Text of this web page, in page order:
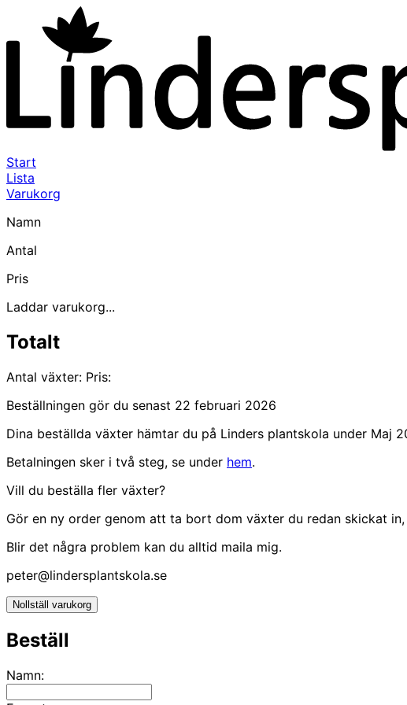
Start
Lista
Varukorg
Namn
Antal
Pris
Laddar varukorg...
Totalt
Antal växter: Pris:
Beställningen gör du senast 22 februari 2026
Dina beställda växter hämtar du på Linders plantskola under Maj
Betalningen sker i två steg, se under hem.
Vill du beställa fler växter?
Gör en ny order genom att ta bort dom växter du redan skickat
Blir det några problem kan du alltid maila mig.
peter@lindersplantskola.se
Nollställ varukorg
Beställ
Namn: